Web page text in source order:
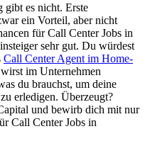
gibt es nicht. Erste
ein Vorteil, aber nicht
für Call Center Jobs in
sehr gut. Du würdest
Call Center Agent im Home-
im Unternehmen
du brauchst, um deine
erledigen. Überzeugt?
und bewirb dich mit nur
Call Center Jobs in